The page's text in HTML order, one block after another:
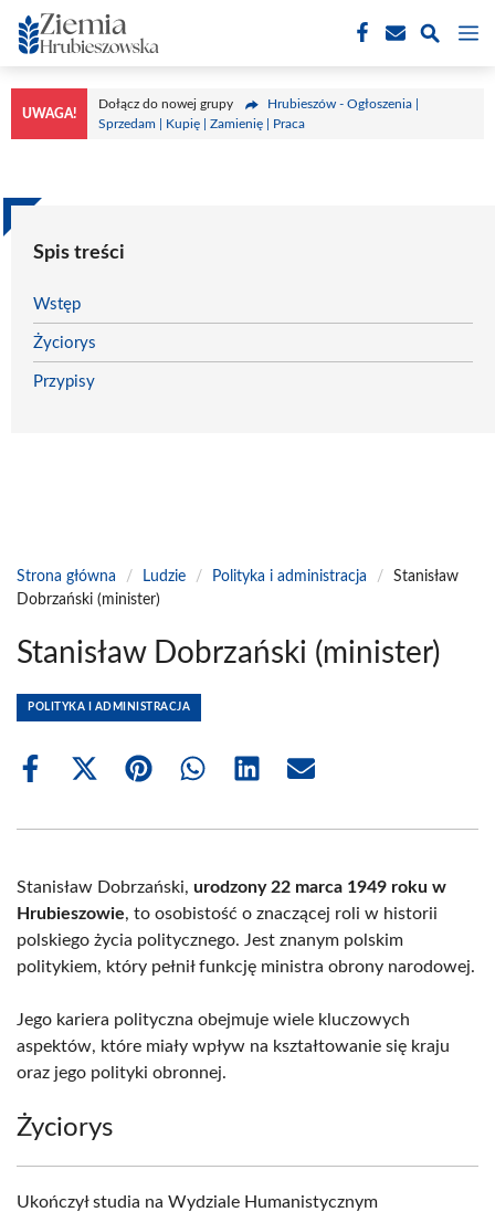
Przejdź
do
treści
UWAGA!
Dołącz do nowej grupy
Hrubieszów - Ogłoszenia |
Sprzedam | Kupię | Zamienię | Praca
Spis treści
Wstęp
Życiorys
Przypisy
Strona główna / Ludzie / Polityka i administracja /
Stanisław
Dobrzański (minister)
Stanisław Dobrzański (minister)
POLITYKA I ADMINISTRACJA
Share
Share
(Twitter)
Share Share Share Share
Stanisław Dobrzański, urodzony 22 marca 1949 roku w
Hrubieszowie, to osobistość o znaczącej roli w historii
polskiego życia politycznego. Jest znanym polskim
politykiem, który pełnił funkcję ministra obrony narodowej.
Jego kariera polityczna obejmuje wiele kluczowych
aspektów, które miały wpływ na kształtowanie się kraju
oraz jego polityki obronnej.
Życiorys
Ukończył studia na Wydziale Humanistycznym